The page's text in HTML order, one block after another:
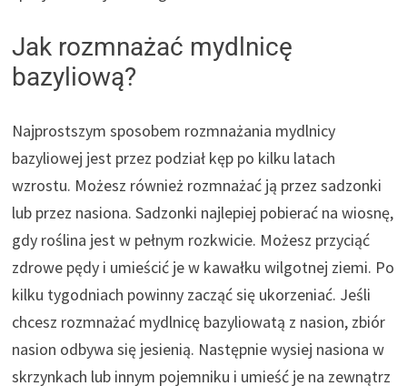
Jak rozmnażać mydlnicę
bazyliową?
Najprostszym sposobem rozmnażania mydlnicy
bazyliowej jest przez podział kęp po kilku latach
wzrostu. Możesz również rozmnażać ją przez sadzonki
lub przez nasiona. Sadzonki najlepiej pobierać na wiosnę,
gdy roślina jest w pełnym rozkwicie. Możesz przyciąć
zdrowe pędy i umieścić je w kawałku wilgotnej ziemi. Po
kilku tygodniach powinny zacząć się ukorzeniać. Jeśli
chcesz rozmnażać mydlnicę bazyliowatą z nasion, zbiór
nasion odbywa się jesienią. Następnie wysiej nasiona w
skrzynkach lub innym pojemniku i umieść je na zewnątrz